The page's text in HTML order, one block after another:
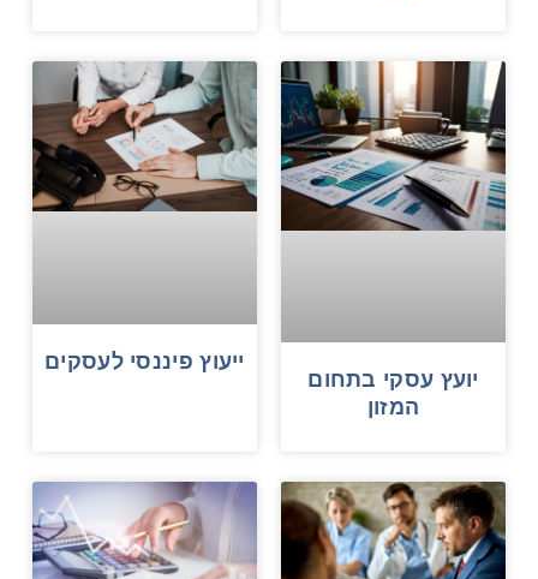
יועץ עסקי בתחום
המזון
ייעוץ פיננסי לעסקים